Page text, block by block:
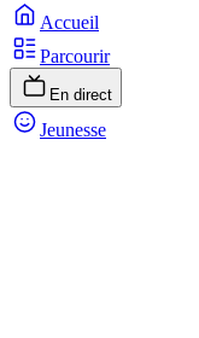
Accueil
Parcourir
En direct
Jeunesse